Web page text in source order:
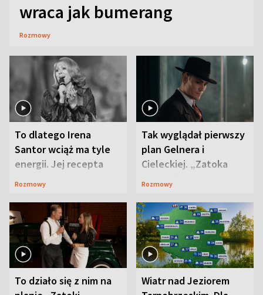
wraca jak bumerang
Rozmowy
To dlatego Irena
Santor wciąż ma tyle
energii. Jej recepta
jest zaskakująco
Rozmowy
Tak wyglądał pierwszy
plan Gelnera i
Cieleckiej. „Zatoka
szpiegów” od razu ich
Rozmowy
To działo się z nim na
Wiatr nad Jeziorem